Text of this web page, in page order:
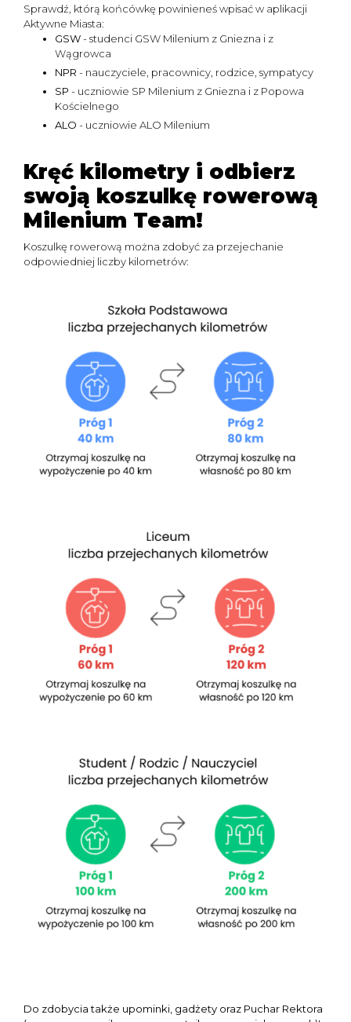
Sprawdź, którą końcówkę powinieneś wpisać w aplikacji
Aktywne Miasta:
GSW- studenci GSW Milenium z Gniezna i z
Wągrowca
NPR - nauczyciele, pracownicy, rodzice, sympatycy
SP - uczniowie SP Milenium z Gniezna i z Popowa
Kościelnego
ALO - uczniowie ALO Milenium
Kręć kilometry i odbierz
swoją koszulkę rowerową
Milenium Team!
Koszulkę rowerową można zdobyć za przejechanie
odpowiedniej liczby kilometrów:
Do zdobycia także upominki, gadżety oraz Puchar Rektora